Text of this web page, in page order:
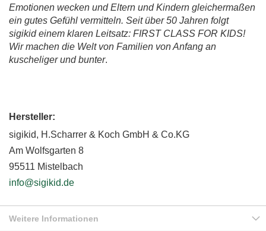
Emotionen wecken und Eltern und Kindern gleichermaßen
ein gutes Gefühl vermitteln. Seit über 50 Jahren folgt
sigikid einem klaren Leitsatz: FIRST CLASS FOR KIDS!
Wir machen die Welt von Familien von Anfang an
kuscheliger und bunter.
Hersteller:
sigikid, H.Scharrer & Koch GmbH & Co.KG
Am Wolfsgarten 8
95511 Mistelbach
info@sigikid.de
Weitere Informationen